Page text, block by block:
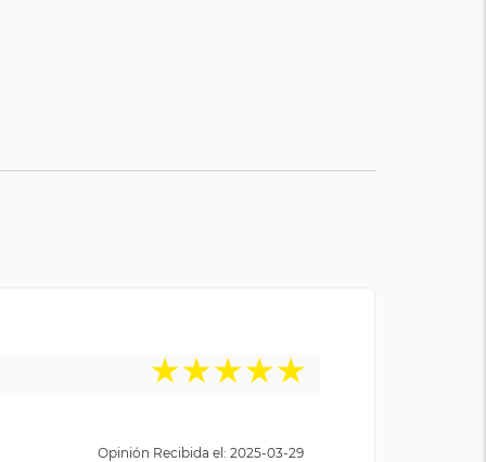
★★★★★
Opinión Recibida el: 2025-03-29